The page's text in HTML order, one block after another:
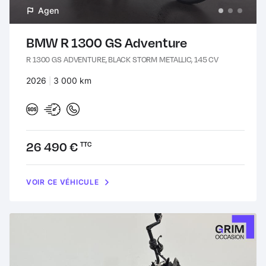
Agen
BMW R 1300 GS Adventure
R 1300 GS ADVENTURE, BLACK STORM METALLIC, 145 CV
Années :
2026 Kilomètres :
3 000 km
Prix :
26 490 € TTC
VOIR CE VÉHICULE